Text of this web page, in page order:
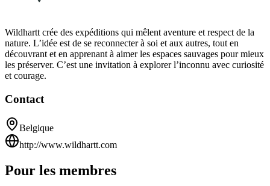
Wildhartt crée des expéditions qui mêlent aventure et respect de la
nature. L’idée est de se reconnecter à soi et aux autres, tout en
découvrant et en apprenant à aimer les espaces sauvages pour mieux
les préserver. C’est une invitation à explorer l’inconnu avec curiosité
et courage.
Contact
Belgique
http://www.wildhartt.com
Pour les membres